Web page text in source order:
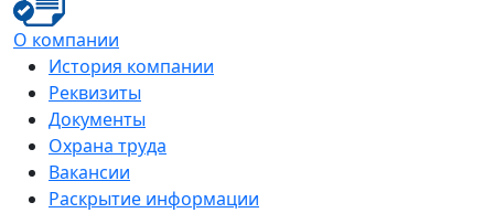
О компании
История компании
Реквизиты
Документы
Охрана труда
Вакансии
Раскрытие информации